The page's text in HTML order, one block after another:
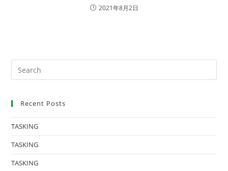
2021年8月2日
Recent Posts
TASKING
TASKING
TASKING